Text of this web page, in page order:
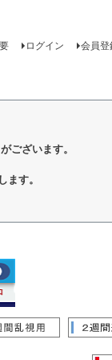
ログイン 会員登
ございます。
ます。